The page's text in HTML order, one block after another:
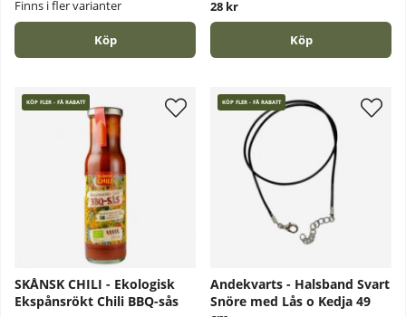
Finns i fler varianter
Köp
28 kr
Köp
KÖP FLER - FÅ RABATT
SKÅNSK CHILI - Ekologisk
Ekspånsrökt Chili BBQ-sås
KÖP FLER - FÅ RABATT
Andekvarts - Halsband Svart
Snöre med Lås o Kedja 49